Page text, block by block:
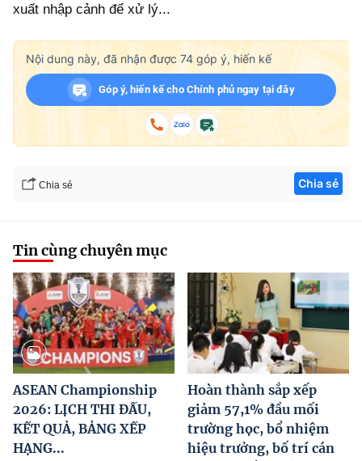
xuất nhập cảnh để xử lý...
Nội dung này, đã nhận được 74 góp ý, hiến kế
Góp ý, hiến kế cho Chính phủ ngay tại đây
Chia sẻ Chia sẻ
Tin cùng chuyên mục
ASEAN Championship
2026: LỊCH THI ĐẤU,
KẾT QUẢ, BẢNG XẾP
HẠNG...
Hoàn thành sắp xếp
giảm 57,1% đầu mối
trường học, bổ nhiệm
hiệu trưởng, bố trí cán